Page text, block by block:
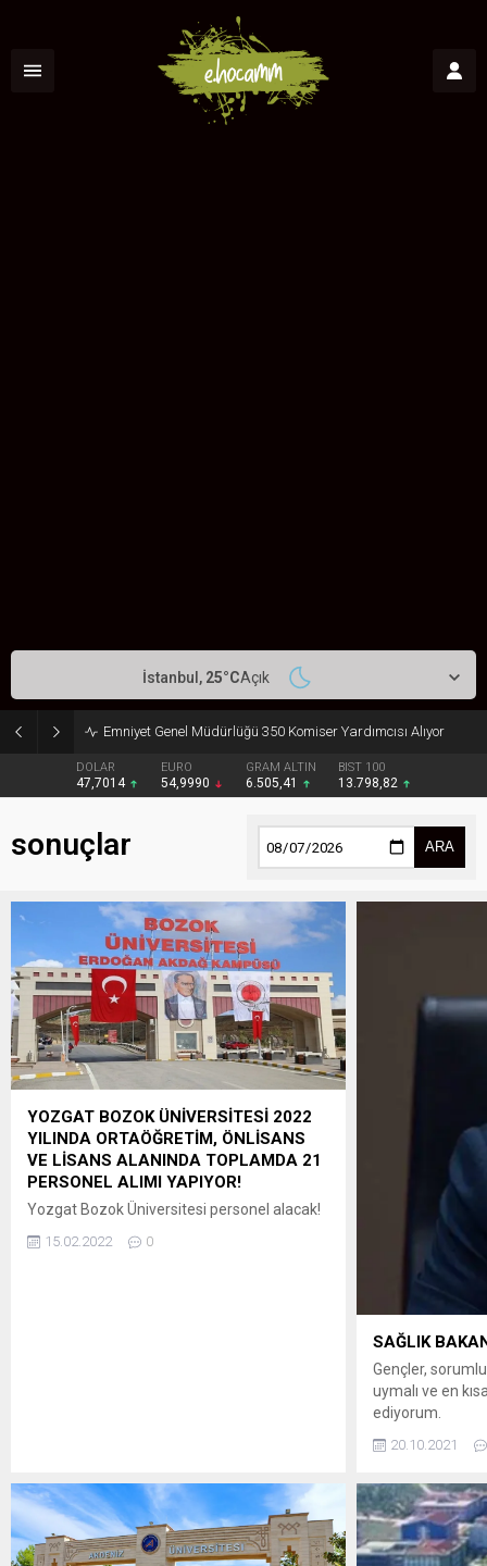
Emniyet Genel Müdürlüğü 350 Komiser Yardımcısı Alıyor
DOLAR
47,7014
EURO
54,9990
GRAM ALTIN
6.505,41
BIST 100
13.798,82
İstanbul, 25°CAçık
sonuçlar ARA
YOZGAT BOZOK ÜNİVERSİTESİ 2022
YILINDA ORTAÖĞRETİM, ÖNLİSANS
VE LİSANS ALANINDA TOPLAMDA 21
PERSONEL ALIMI YAPIYOR!
Yozgat Bozok Üniversitesi personel alacak!
Yayımlanan ilana göre, üniversiteye 4/B
sözleşmeli sağlık personeli alınacak.
15.02.2022 0
SAĞLIK
Gençler,
uymalı ve en
ediyorum.
20.10.2021